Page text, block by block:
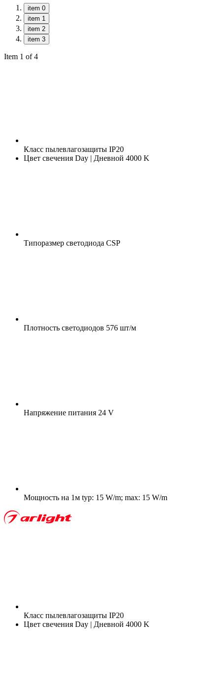
item 0
item 1
item 2
item 3
Item 1 of 4
Класс пылевлагозащиты IP20
Цвет свечения Day | Дневной 4000 K
Типоразмер светодиода CSP
Плотность светодиодов 576 шт/м
Напряжение питания 24 V
Мощность на 1м typ: 15 W/m; max: 15 W/m
Класс пылевлагозащиты IP20
Цвет свечения Day | Дневной 4000 K